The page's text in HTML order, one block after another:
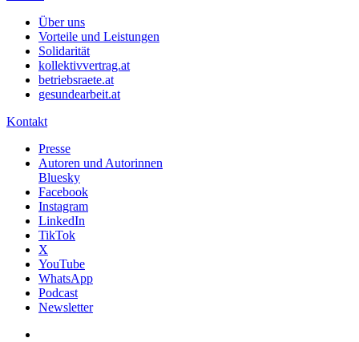
Über uns
Vorteile und Leistungen
Solidarität
kollektivvertrag.at
betriebsraete.at
gesundearbeit.at
Kontakt
Presse
Autoren und Autorinnen
Bluesky
Facebook
Instagram
LinkedIn
TikTok
X
YouTube
WhatsApp
Podcast
Newsletter